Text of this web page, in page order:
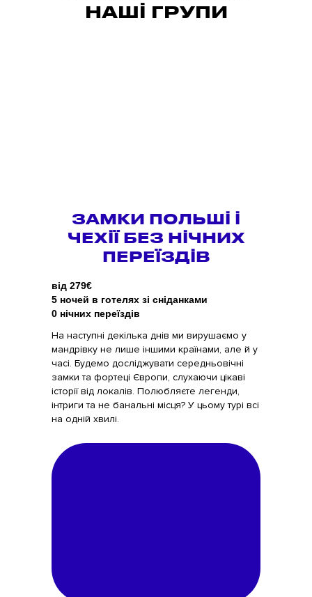
НАШІ ГРУПИ
ЗАМКИ ПОЛЬШІ І
ЧЕХІЇ БЕЗ НІЧНИХ
ПЕРЕЇЗДІВ
від 279€
5 ночей в готелях зі сніданками
0 нічних переїздів
На наступні декілька днів ми вирушаємо у
мандрівку не лише іншими країнами, але й у
часі. Будемо досліджувати середньовічні
замки та фортеці Європи, слухаючи цікаві
історії від локалів. Полюбляєте легенди,
інтриги та не банальні місця? У цьому турі всі
на одній хвилі.